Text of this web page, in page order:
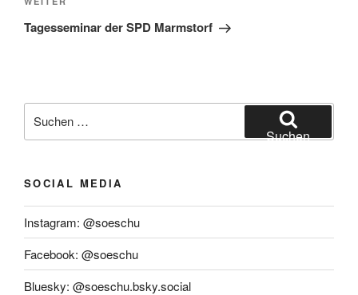
Beitrag
Tagesseminar der SPD Marmstorf
nach:
Suchen
SOCIAL MEDIA
Instagram: @soeschu
Facebook: @soeschu
Bluesky: @soeschu.bsky.social